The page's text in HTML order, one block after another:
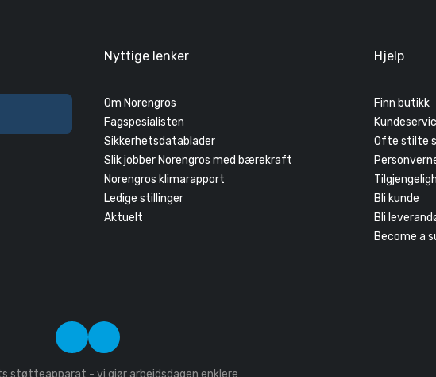
Nyttige lenker
Om Norengros
Fagspesialisten
Sikkerhetsdatablader
Slik jobber Norengros med bærekraft
Norengros klimarapport
Ledige stillinger
Aktuelt
Hjelp
Finn butikk
Ofte stilte
Bli kunde
Bli
Become a